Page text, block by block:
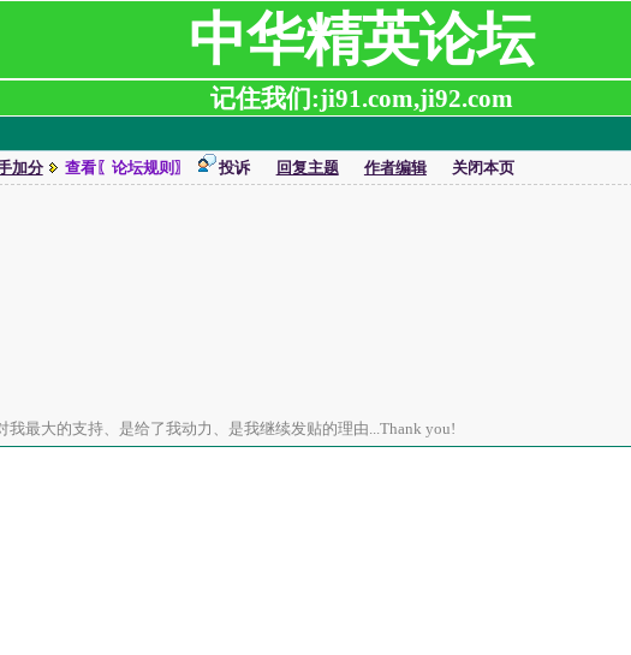
中华精英论坛
记住我们:ji91.com,ji92.com
加分 查看〖论坛规则〗 投诉 回复主题 作者编辑 关闭本页
我最大的支持、是给了我动力、是我继续发贴的理由...Thank you!